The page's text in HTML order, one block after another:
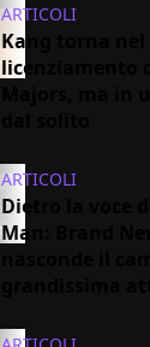
ARTICOLI
Kang torna nel
licenziamento
ARTICOLI
Dietro la voce
Man: Brand